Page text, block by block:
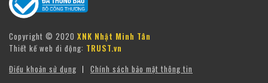
Copyright © 2020 XNK Nhật Minh Tân
Thiết kế web di động: TRUST.vn
Điều khoản sử dụng
Chính sách bảo mật thông tin